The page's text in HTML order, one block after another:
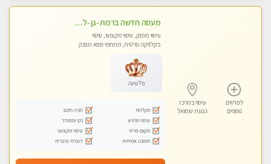
לפרטים
נוספים
עיסוי במרכז
גבעת שמואל
מעסה חדשה ברמת -גן -לעיסוי מיוחד ואיכותי מקום פרטי ואינטימי ושקט מומלץ לחלוטין!!
עיסוי מפנק, עיסוי מקצועי, עיסוי
בקלניקה פרטית, מתחמי ספא מפנק
פלטינה
מקלחת
חניה חינם
עיסוי מרגיע
נקי ומסודר
מקום פרטי
עיסוי מקצועי
תמונה אמיתית
דוברת עיברית